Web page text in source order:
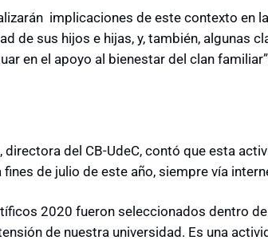
implicaciones de este contexto en
de sus hijos e hijas, y, también, algunas
en el apoyo al bienestar del clan
directora del CB-UdeC, contó que esta
de julio de este año, siempre vía
2020 fueron seleccionados dentro
de nuestra universidad. Es una